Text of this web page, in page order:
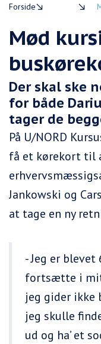
Forside
Mød
Der skal ske
for både
tager de
På U/NORD
få et kørekort til
Jankowski og
at tage en ny
- Jeg er blevet
fortsætte i mit
jeg gider ikke
jeg skulle
ud og ha’ et